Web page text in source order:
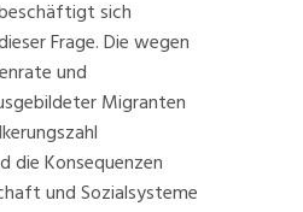
sich
Frage. Die wegen
und
Migranten
die Konsequenzen
und Sozialsysteme